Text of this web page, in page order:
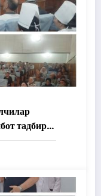
тадбири